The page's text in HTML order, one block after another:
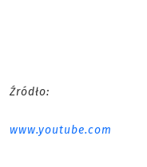
Źródło:
www.youtube.com